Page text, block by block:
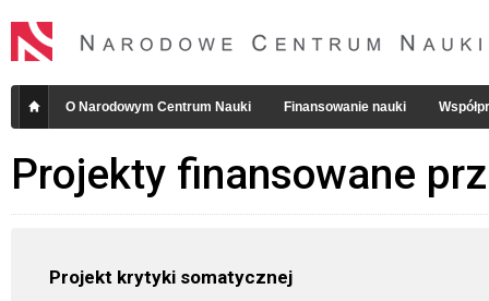
O Narodowym Centrum Nauki Finansowanie nauki
Projekty finansowane
Projekt krytyki somatycznej